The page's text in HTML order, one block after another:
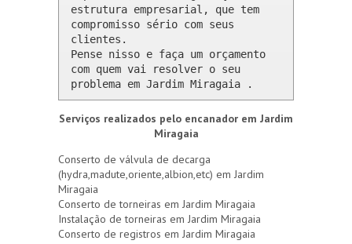
estrutura empresarial, que tem
compromisso sério com seus
clientes.
Pense nisso e faça um orçamento
com quem vai resolver o seu
problema em Jardim Miragaia .
Serviços realizados pelo encanador em Jardim
Miragaia
Conserto de válvula de decarga
(hydra,madute,oriente,albion,etc) em Jardim
Miragaia
Conserto de torneiras em Jardim Miragaia
Instalação de torneiras em Jardim Miragaia
Conserto de registros em Jardim Miragaia